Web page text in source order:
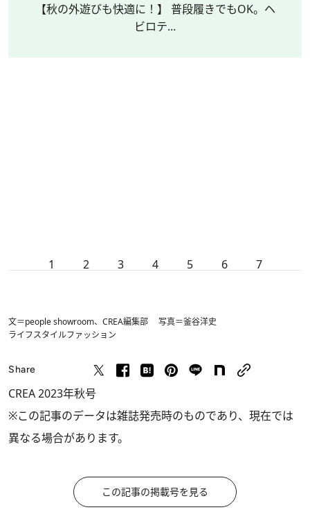
【秋の外遊びも快適に！】 普段履きでもOK。ヘ
ビロテ...
1 2 3 4 5 6 7
文＝people showroom、CREA編集部 写真＝釜谷洋史
ライフスタイルファッション
Share
CREA 2023年秋号
※この記事のデータは雑誌発売時のものであり、現在では
異なる場合があります。
この記事の掲載号を見る